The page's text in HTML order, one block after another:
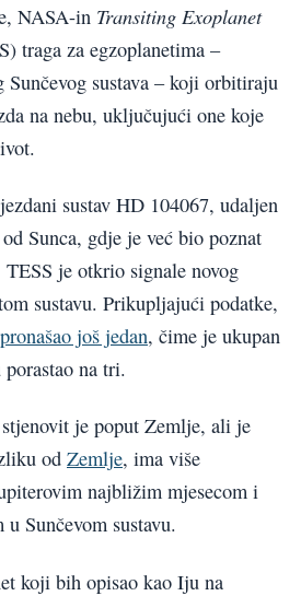
NASA-in Transiting Exoplanet
traga za egzoplanetima –
Sunčevog sustava – koji orbitiraju
na nebu, uključujući one koje
sustav HD 104067, udaljen
Sunca, gdje je već bio poznat
je otkrio signale novog
sustavu. Prikupljajući podatke,
pronašao još jedan, čime je ukupan
na tri.
je poput Zemlje, ali je
od Zemlje, ima više
najbližim mjesecom i
Sunčevom sustavu.
koji bih opisao kao Iju na